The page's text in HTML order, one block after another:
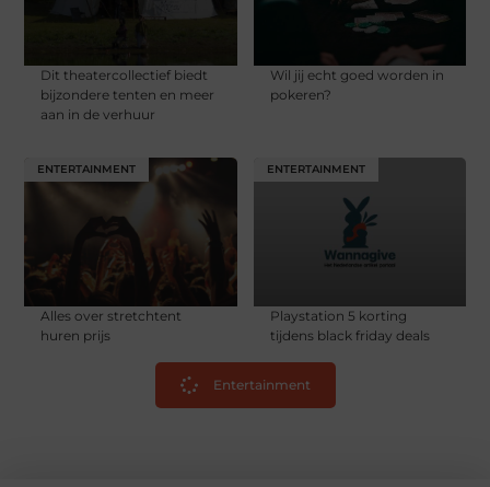
Dit theatercollectief biedt
bijzondere tenten en meer
aan in de verhuur
Wil jij echt goed worden in
pokeren?
ENTERTAINMENT
Alles over stretchtent
huren prijs
ENTERTAINMENT
Playstation 5 korting
tijdens black friday deals
Entertainment